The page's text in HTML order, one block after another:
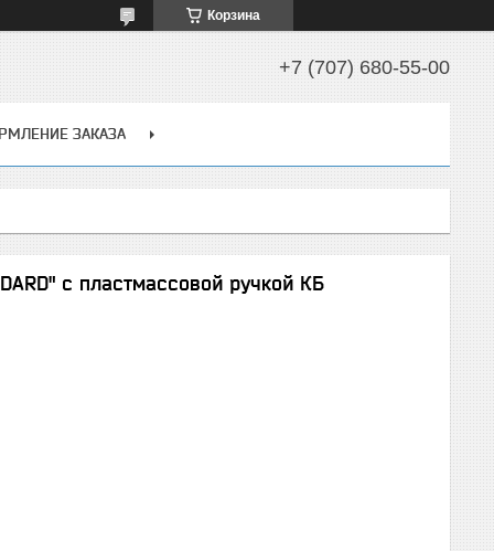
Корзина
+7 (707) 680-55-00
ЗАКАЗА
с пластмассовой ручкой КБ